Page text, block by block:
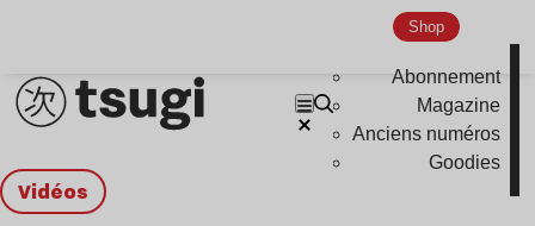
Shop
Abonnement
Magazine
Anciens numéros
Goodies
Vidéos